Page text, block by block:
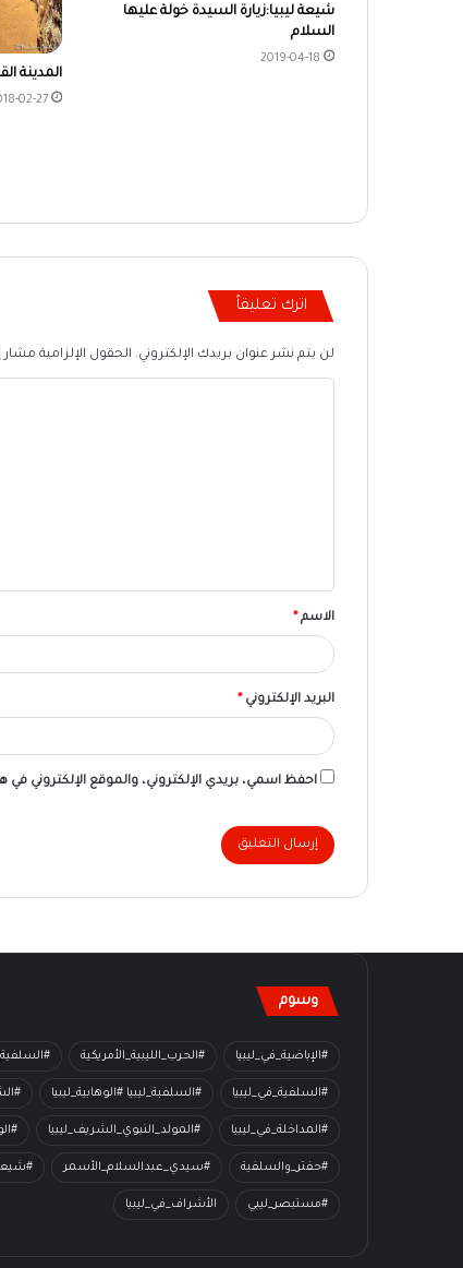
شيعة ليبيا:زيارة السيدة خولة عليها
السلام
2019-04-18
المدينة
02-27
اترك تعليقاً
لن يتم نشر عنوان بريدك الإلكتروني. الحقول الإلزامية مشار
ق
الاسم*
البريد الإلكتروني*
احفظ اسمي، بريدي الإلكتروني، والموقع الإلكتروني
وسوم
#الإباضية_في_ليبيا #الحرب_الليبية_الأمريكية
#السلفية_في_ليبيا #السلفية_ليبيا #الوهابية_ليبيا
#المداخلة_في_ليبيا #المولد_النبوي_الشريف_ليبيا
#حفتر_والسلفية #سيدي_عبدالسلام_الأسمر
#مستبصر_ليبي الأشراف_في_ليبيا